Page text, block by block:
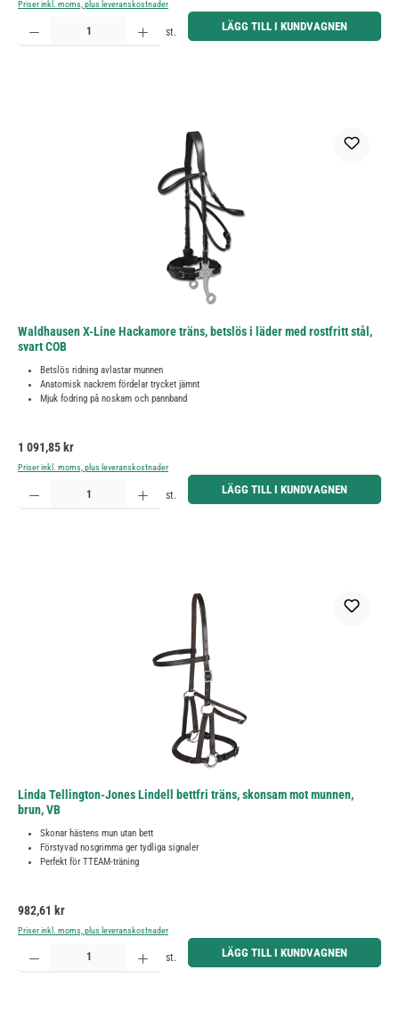
Priser inkl. moms, plus leveranskostnader
Produktkvantitet: Ange önskat belopp eller använd knapparna för att öka eller minska kvantiteten.
st. LÄGG TILL I KUNDVAGNEN
Waldhausen X-Line Hackamore träns, betslös i läder med rostfritt stål,
svart COB
Betslös ridning avlastar munnen
Anatomisk nackrem fördelar trycket jämnt
Mjuk fodring på noskam och pannband
Ordinarie pris:
1 091,85 kr
Priser inkl. moms, plus leveranskostnader
Produktkvantitet: Ange önskat belopp eller använd knapparna för att öka eller minska kvantiteten.
st. LÄGG TILL I KUNDVAGNEN
Linda Tellington-Jones Lindell bettfri träns, skonsam mot munnen,
brun, VB
Skonar hästens mun utan bett
Förstyvad nosgrimma ger tydliga signaler
Perfekt för TTEAM-träning
Ordinarie pris:
982,61 kr
Priser inkl. moms, plus leveranskostnader
Produktkvantitet: Ange önskat belopp eller använd knapparna för att öka eller minska kvantiteten.
st. LÄGG TILL I KUNDVAGNEN